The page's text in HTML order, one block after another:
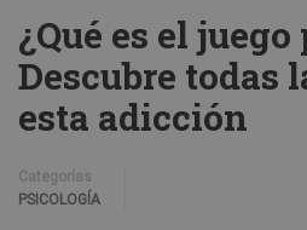
¿Qué es el
Descubre todas
esta adicción
Categorías
PSICOLOGÍA